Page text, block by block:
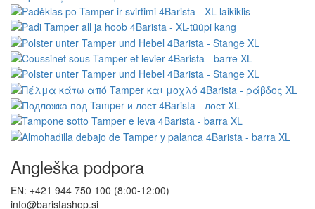
Angleška podpora
EN: +421 944 750 100 (8:00-12:00)
info@baristashop.si